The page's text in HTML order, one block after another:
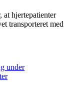
hjertepatienter
transporteret med
under